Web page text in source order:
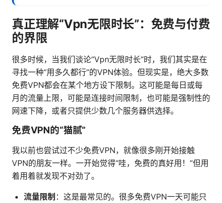
真正理解“Vpn无限时长”：免费与付费
的界限
很多时候，当我们谈论“Vpn无限时长”时，我们其实是在
寻找一种“用多久都行”的VPN体验。但现实是，绝大多数
免费VPN都会在某个地方设下限制。这可能是每日或每
月的流量上限，可能是连接时间限制，也可能是强制性的
网速下降，或者只提供少数几个服务器供选择。
免费VPN的“猫腻”
我以前也尝试过不少免费VPN，就像很多刚开始接触
VPN的朋友一样。一开始觉得“哇，免费的真好用！”但用
着用着就发现不对劲了。
流量限制 ：这是最常见的。很多免费VPN一天可能只